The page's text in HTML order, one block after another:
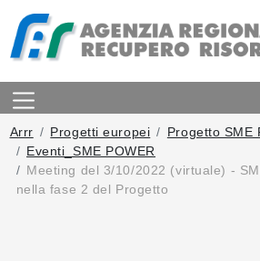
Arrr Progetti europei
Progetto SME
Eventi_SME POWER
Meeting del 3/10/2022 (virtuale) -
nella fase 2 del Progetto